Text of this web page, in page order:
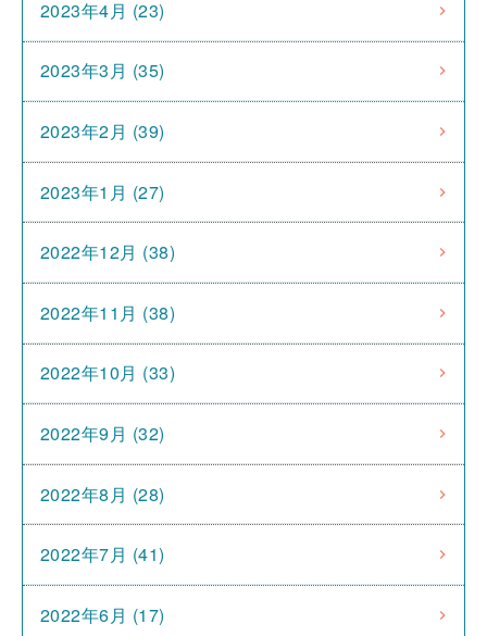
2023年4月 (23)
2023年3月 (35)
2023年2月 (39)
2023年1月 (27)
2022年12月 (38)
2022年11月 (38)
2022年10月 (33)
2022年9月 (32)
2022年8月 (28)
2022年7月 (41)
2022年6月 (17)